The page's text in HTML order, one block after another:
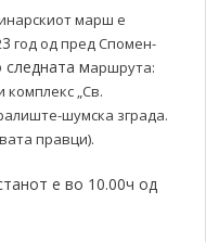
марш е
3 год од пред Спомен-
маршрута:
„Св.
шумска зграда.
правци).
е во 10.00ч од